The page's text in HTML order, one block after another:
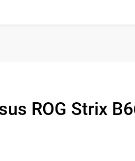
ROG Strix